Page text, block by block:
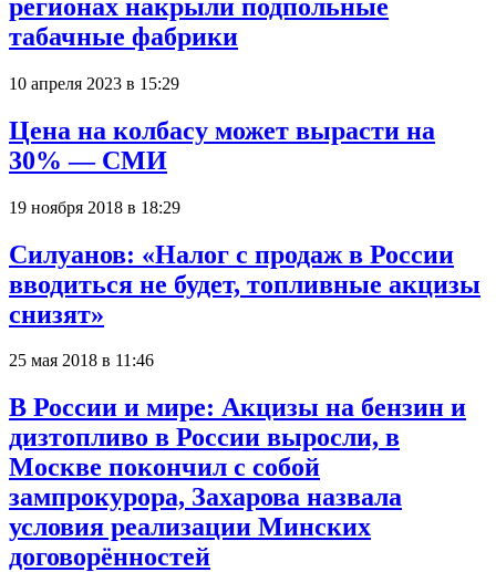
регионах накрыли подпольные
табачные фабрики
10 апреля 2023 в 15:29
Цена на колбасу может вырасти на
30% — СМИ
19 ноября 2018 в 18:29
Силуанов: «Налог с продаж в России
вводиться не будет, топливные акцизы
снизят»
25 мая 2018 в 11:46
В России и мире: Акцизы на бензин и
дизтопливо в России выросли, в
Москве покончил с собой
зампрокурора, Захарова назвала
условия реализации Минских
договорённостей